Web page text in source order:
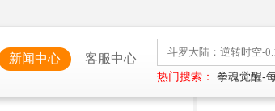
新闻中心 客服中心
热门搜索： 拳魂觉醒-